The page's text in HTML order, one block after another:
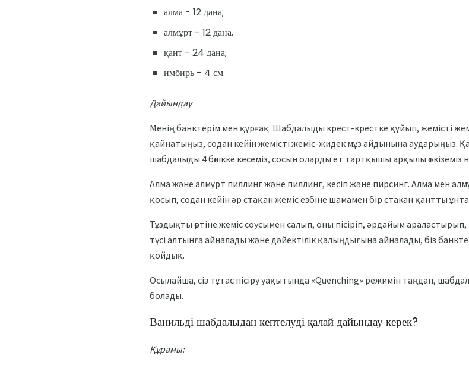
алма - 12 дана;
алмұрт - 12 дана.
қант - 24 дана;
имбирь - 4 см.
Дайындау
Менің банктерім мен құрғақ. Шабдалыды крест-крестке құйып, жемісті
қайнатыңыз, содан кейін жемісті жеміс-жидек мұз айдынына аударыңыз.
шабдалыды 4 бөлікке кесеміз, сосын оларды ет тартқышы арқылы
Алма және алмұрт пиллинг және пиллинг, кесіп және пирсинг. Алма мен
қосып, содан кейін әр стақан жеміс езбіне шамамен бір стакан қантты
Тұздықты өртіне жеміс соусымен салып, оны пісіріп, әрдайым
түсі алтынға айналады және дәйектілік қалыңдығына айналады, біз
қойдық.
Осылайша, сіз тұтас пісіру уақытында «Quenching» режимін таңдап,
болады.
Ванильді шабдалыдан кептелуді қалай дайындау керек?
Құрамы: